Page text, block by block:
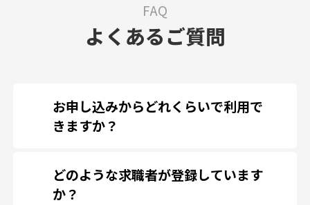
FAQ
よくあるご質問
お申し込みからどれくらいで利用で
きますか？
ただけます。緊急の場合でも、貴社の
どのような求職者が登録しています
か？